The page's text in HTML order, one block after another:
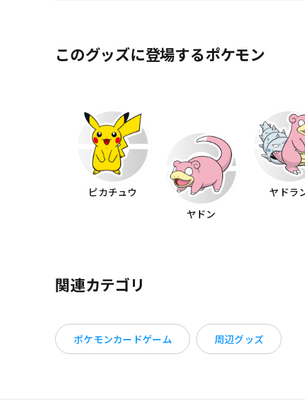
このグッズに登場するポケモン
ピカチュウ
ヤドン
ヤドラ
関連カテゴリ
ポケモンカードゲーム 周辺グッズ